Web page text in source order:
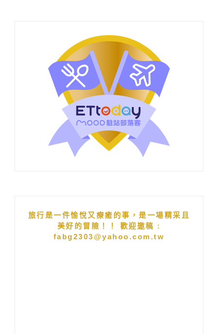
旅行是一件愉悅又療癒的事，是一場精采且
美好的冒險！！ 歡迎邀稿 :
fabg2303@yahoo.com.tw